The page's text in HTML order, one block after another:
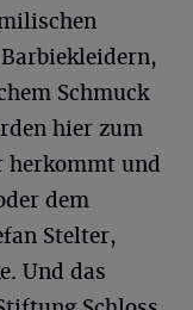
Schmuck
hier zum
herkommt und
dem
Stelter,
Und das